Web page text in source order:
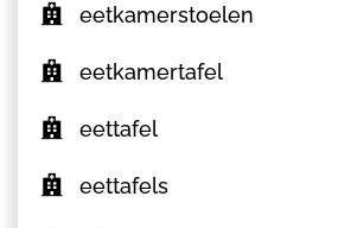
eetkamerstoelen
eetkamertafel
eettafel
eettafels